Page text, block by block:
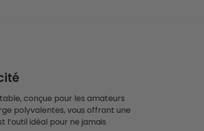
conçue pour les amateurs
polyvalentes, vous offrant une
idéal pour ne jamais